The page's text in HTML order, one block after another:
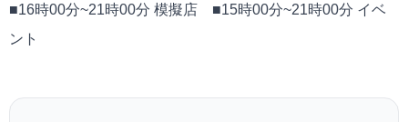
■16時00分~21時00分 模擬店 ■15時00分~21時00分 イベ
ント